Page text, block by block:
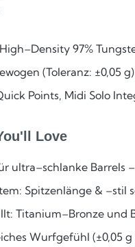
97%
(Toleranz: ±0,05 g)
Points, Midi Solo
Love
ultra–schlanke
Spitzenlänge & –stil
Titanium–Bronze und
Wurfgefühl (±0,05